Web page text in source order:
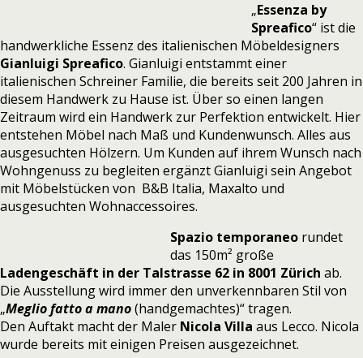
„Essenza by
Spreafico“ ist die
handwerkliche Essenz des italienischen Möbeldesigners
Gianluigi Spreafico. Gianluigi entstammt einer
italienischen Schreiner Familie, die bereits seit 200 Jahren in
diesem Handwerk zu Hause ist. Über so einen langen
Zeitraum wird ein Handwerk zur Perfektion entwickelt. Hier
entstehen Möbel nach Maß und Kundenwunsch. Alles aus
ausgesuchten Hölzern. Um Kunden auf ihrem Wunsch nach
Wohngenuss zu begleiten ergänzt Gianluigi sein Angebot
mit Möbelstücken von B&B Italia, Maxalto und
ausgesuchten Wohnaccessoires.
Spazio temporaneo rundet
das 150m² große
Ladengeschäft in der Talstrasse 62 in 8001 Zürich ab.
Die Ausstellung wird immer den unverkennbaren Stil von
„Meglio fatto a mano(handgemachtes)“ tragen.
Den Auftakt macht der Maler Nicola Villa aus Lecco. Nicola
wurde bereits mit einigen Preisen ausgezeichnet.